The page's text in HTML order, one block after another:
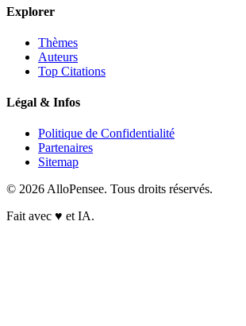
Explorer
Thèmes
Auteurs
Top Citations
Légal & Infos
Politique de Confidentialité
Partenaires
Sitemap
© 2026 AlloPensee. Tous droits réservés.
Fait avec ♥ et IA.